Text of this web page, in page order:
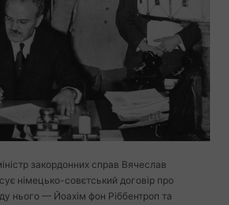
закордонних справ Вячеслав
німецько-совєтський договір про
нього — Йоахім фон Ріббентроп та